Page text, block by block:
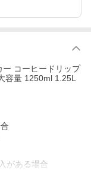
ー コーヒードリップ
容量 1250ml 1.25L
がある場合